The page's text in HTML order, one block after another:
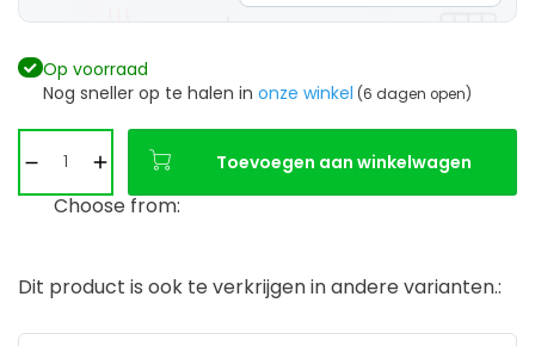
Op voorraad
Nog sneller op te halen in onze winkel (6 dagen open)
Toevoegen aan winkelwagen
Choose from:
Dit product is ook te verkrijgen in andere varianten.: